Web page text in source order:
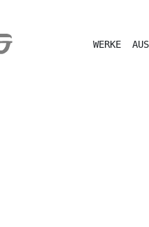
WERKE